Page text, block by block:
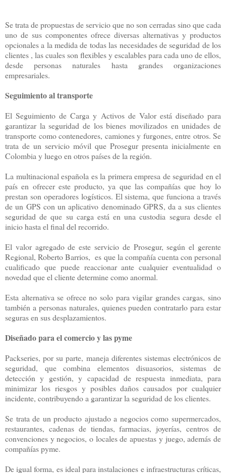
Se trata de propuestas de servicio que no son cerradas sino que cada
uno de sus componentes ofrece diversas alternativas y productos
opcionales a la medida de todas las necesidades de seguridad de los
clientes , las cuales son flexibles y escalables para cada uno de ellos,
desde personas naturales hasta grandes organizaciones
empresariales.
Seguimiento al transporte
El Seguimiento de Carga y Activos de Valor está diseñado para
garantizar la seguridad de los bienes movilizados en unidades de
transporte como contenedores, camiones y furgones, entre otros. Se
trata de un servicio móvil que Prosegur presenta inicialmente en
Colombia y luego en otros países de la región.
La multinacional española es la primera empresa de seguridad en el
país en ofrecer este producto, ya que las compañías que hoy lo
prestan son operadores logísticos. El sistema, que funciona a través
de un GPS con un aplicativo denominado GPRS, da a sus clientes
seguridad de que su carga está en una custodia segura desde el
inicio hasta el final del recorrido.
El valor agregado de este servicio de Prosegur, según el gerente
Regional, Roberto Barrios, es que la compañía cuenta con personal
cualificado que puede reaccionar ante cualquier eventualidad o
novedad que el cliente determine como anormal.
Esta alternativa se ofrece no solo para vigilar grandes cargas, sino
también a personas naturales, quienes pueden contratarlo para estar
seguras en sus desplazamientos.
Diseñado para el comercio y las pyme
Packseries, por su parte, maneja diferentes sistemas electrónicos de
seguridad, que combina elementos disuasorios, sistemas de
detección y gestión, y capacidad de respuesta inmediata, para
minimizar los riesgos y posibles daños causados por cualquier
incidente, contribuyendo a garantizar la seguridad de los clientes.
Se trata de un producto ajustado a negocios como supermercados,
restaurantes, cadenas de tiendas, farmacias, joyerías, centros de
convenciones y negocios, o locales de apuestas y juego, además de
compañías pyme.
De igual forma, es ideal para instalaciones e infraestructuras críticas,